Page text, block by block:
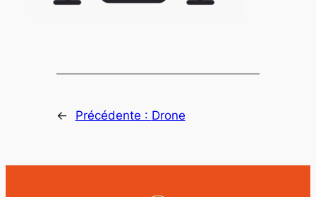
← Précédente : Drone